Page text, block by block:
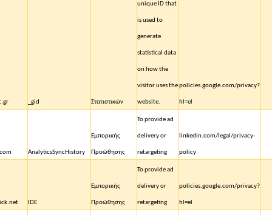
_gid Στατιστικών
unique ID that
is used to
generate
statistical data
on how the
visitor uses the
website.
policies.google.com/privacy?
hl=el
AnalyticsSyncHistory
Εμπορικής
Προώθησης
To provide ad
delivery or
retargeting
linkedin.com/legal/privacy-
policy
IDE
Εμπορικής
Προώθησης
To provide ad
delivery or
retargeting
policies.google.com/privacy?
hl=el